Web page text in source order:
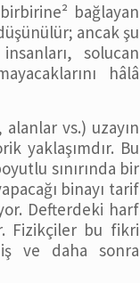
bağlayan
ancak şu
solucan
hâlâ
vs.) uzayın
yaklaşımdır. Bu
sınırında bir
binayı tarif
Defterdeki harf
Fizikçiler bu fikri
ve daha sonra